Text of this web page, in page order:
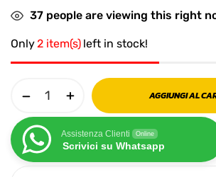
37 people are viewing this right
Only2 item(s) left in stock!
AGGIUNGI AL
Assistenza Clienti Online
Scrivici su Whatsapp